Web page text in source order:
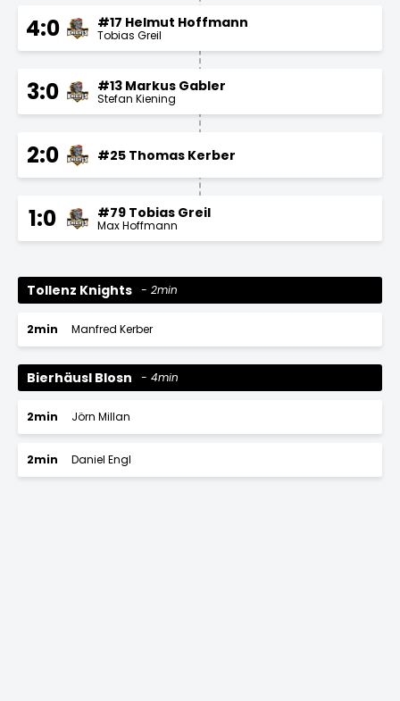
4:0 #17 Helmut Hoffmann
Tobias Greil
3:0 #13 Markus Gabler
Stefan Kiening
2:0 #25 Thomas Kerber
1:0 #79 Tobias Greil
Max Hoffmann
Tollenz Knights 2min
2min Manfred Kerber
Bierhäusl Blosn 4min
2min Jörn Millan
2min Daniel Engl